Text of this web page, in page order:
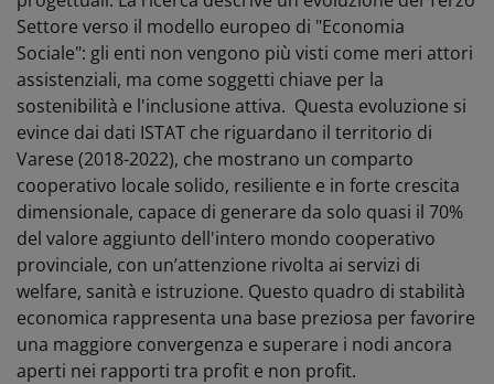
Settore verso il modello europeo di "Economia
Sociale": gli enti non vengono più visti come meri attori
assistenziali, ma come soggetti chiave per la
sostenibilità e l'inclusione attiva. Questa evoluzione si
evince dai dati ISTAT che riguardano il territorio di
Varese (2018-2022), che mostrano un comparto
cooperativo locale solido, resiliente e in forte crescita
dimensionale, capace di generare da solo quasi il 70%
del valore aggiunto dell'intero mondo cooperativo
provinciale, con un’attenzione rivolta ai servizi di
welfare, sanità e istruzione. Questo quadro di stabilità
economica rappresenta una base preziosa per favorire
una maggiore convergenza e superare i nodi ancora
aperti nei rapporti tra profit e non profit.